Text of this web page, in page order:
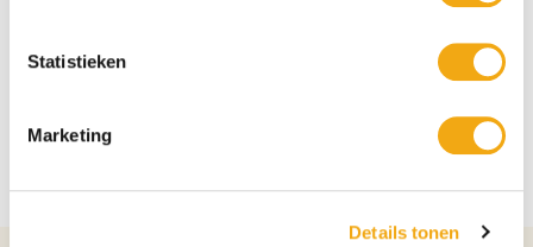
Statistieken
Marketing
Details tonen